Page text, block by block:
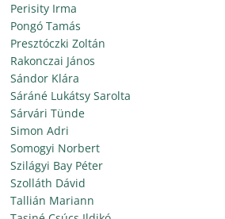
Perisity Irma
Pongó Tamás
Presztóczki Zoltán
Rakonczai János
Sándor Klára
Sáráné Lukátsy Sarolta
Sárvári Tünde
Simon Adri
Somogyi Norbert
Szilágyi Bay Péter
Szolláth Dávid
Tallián Mariann